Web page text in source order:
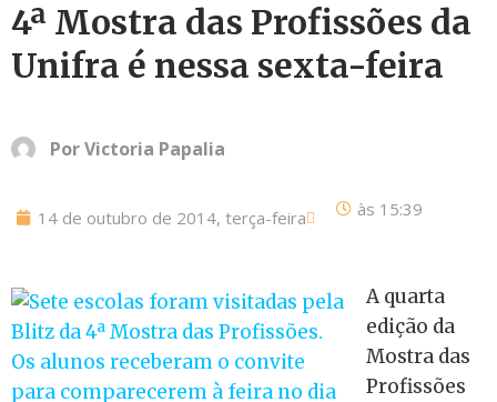
4ª Mostra das Profissões da
Unifra é nessa sexta-feira
PorVictoria Papalia
14 de outubro de 2014, terça-feira às 15:39
A quarta
edição da
Mostra das
Profissões